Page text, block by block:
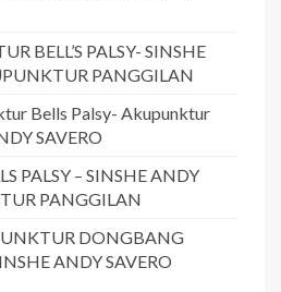
BELL’S PALSY- SINSHE
PANGGILAN
Bells Palsy- Akupunktur
SAVERO
PALSY – SINSHE ANDY
PANGGILAN
DONGBANG
ANDY SAVERO